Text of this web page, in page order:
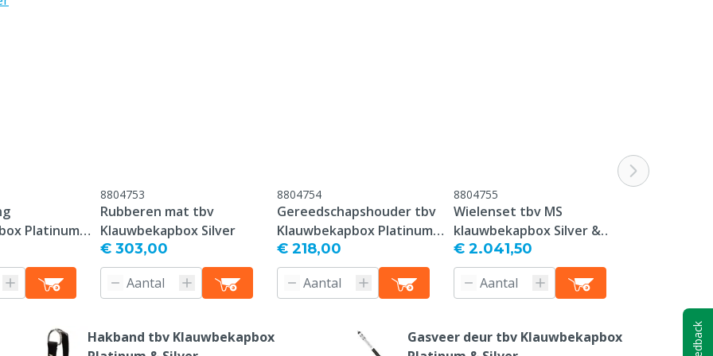
Platinum
8804753
Rubberen mat tbv
Klauwbekapbox Silver
€ 303,00
8804754
Gereedschapshouder tbv
Klauwbekapbox Platinum
& Silver
€ 218,00
8804755
Wielenset tbv MS
klauwbekapbox Silver &
Platinum (Hydro)
€ 2.041,50
Hakband tbv Klauwbekapbox
Gasveer deur tbv Klauwbekapbox
Feedback